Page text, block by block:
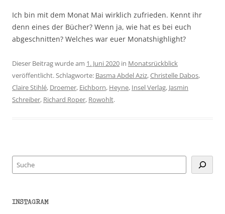
Ich bin mit dem Monat Mai wirklich zufrieden. Kennt ihr
denn eines der Bücher? Wenn ja, wie hat es bei euch
abgeschnitten? Welches war euer Monatshighlight?
Dieser Beitrag wurde am 1. Juni 2020 in Monatsrückblick
veröffentlicht. Schlagworte: Basma Abdel Aziz,Christelle Dabos,
Claire Stihlé, Droemer, Eichborn, Heyne, Insel Verlag, Jasmin
Schreiber, Richard Roper, Rowohlt.
Suchen
INSTAGRAM